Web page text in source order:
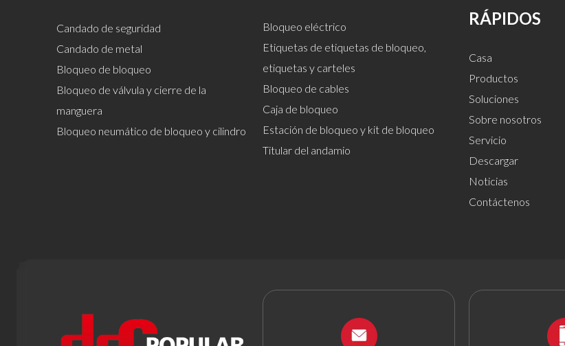
Candado de seguridad
Candado de metal
Bloqueo de bloqueo
Bloqueo de válvula y cierre de la
manguera
Bloqueo neumático de bloqueo y cilindro
Bloqueo eléctrico
Etiquetas de etiquetas de bloqueo,
etiquetas y carteles
Bloqueo de cables
Caja de bloqueo
Estación de bloqueo y kit de bloqueo
Titular del andamio
RÁPIDOS
Casa
Productos
Soluciones
Sobre nosotros
Servicio
Descargar
Noticias
Contáctenos